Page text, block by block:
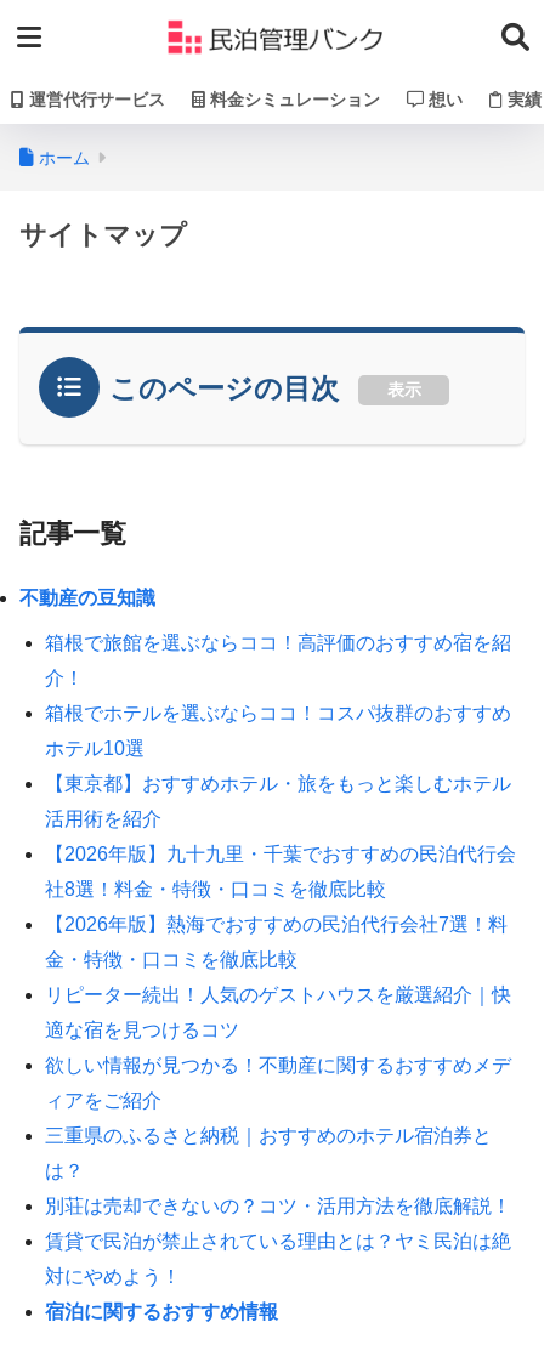
運営代行サービス 料金シミュレーション 想い 実績
ホーム
サイトマップ
このページの目次 表示
記事一覧
不動産の豆知識
箱根で旅館を選ぶならココ！高評価のおすすめ宿を紹
介！
箱根でホテルを選ぶならココ！コスパ抜群のおすすめ
ホテル10選
【東京都】おすすめホテル・旅をもっと楽しむホテル
活用術を紹介
【2026年版】九十九里・千葉でおすすめの民泊代行会
社8選！料金・特徴・口コミを徹底比較
【2026年版】熱海でおすすめの民泊代行会社7選！料
金・特徴・口コミを徹底比較
リピーター続出！人気のゲストハウスを厳選紹介｜快
適な宿を見つけるコツ
欲しい情報が見つかる！不動産に関するおすすめメデ
ィアをご紹介
三重県のふるさと納税｜おすすめのホテル宿泊券と
は？
別荘は売却できないの？コツ・活用方法を徹底解説！
賃貸で民泊が禁止されている理由とは？ヤミ民泊は絶
対にやめよう！
宿泊に関するおすすめ情報